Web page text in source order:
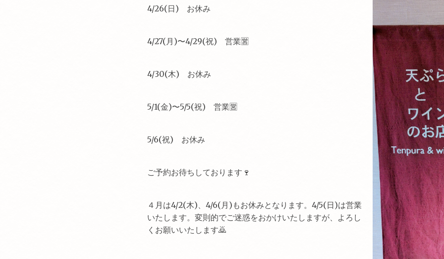
4/26(日) お休み
4/27(月)〜4/29(祝) 営業🈺
4/30(木) お休み
5/1(金)〜5/5(祝) 営業🈺
5/6(祝) お休み
ご予約お待ちしております🍷
４月は4/2(木)、4/6(月)もお休みとなります。4/5(日)は営業
いたします。変則的でご迷惑をおかけいたしますが、よろし
くお願いいたします🙇